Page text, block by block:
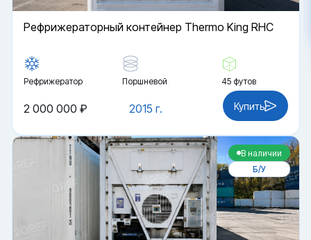
Рефрижераторный контейнер Thermo King RHC
Рефрижератор Поршневой 45 футов
2015 г.
2 000 000 ₽ Купить
В наличии
Б/У